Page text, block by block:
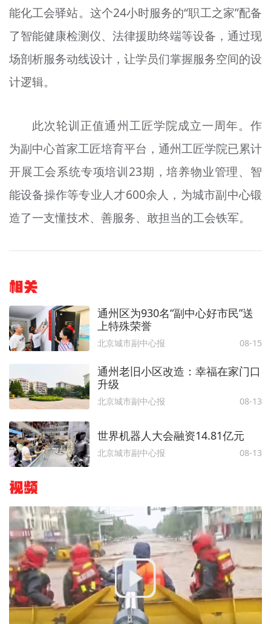
能化工会驿站。这个24小时服务的“职工之家”配备
了智能健康检测仪、法律援助终端等设备，通过现
场剖析服务动线设计，让学员们掌握服务空间的设
计逻辑。
此次轮训正值通州工匠学院成立一周年。作
为副中心首家工匠培育平台，通州工匠学院已累计
开展工会系统专项培训23期，培养物业管理、智
能设备操作等专业人才600余人，为城市副中心锻
造了一支懂技术、善服务、敢担当的工会铁军。
相关
通州区为930名“副中心好市民”送
上特殊荣誉
北京城市副中心报 08-15
通州老旧小区改造：幸福在家门口
升级
北京城市副中心报 08-13
世界机器人大会融资14.81亿元
北京城市副中心报 08-13
视频